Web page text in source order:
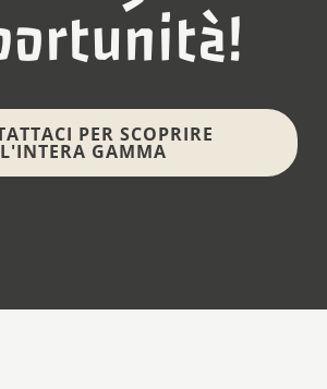
PER SCOPRIRE
L'INTERA GAMMA